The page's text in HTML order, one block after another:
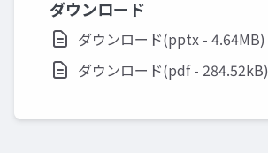
ダウンロード
ダウンロード(pptx - 4.64MB)
ダウンロード(pdf - 284.52kB)